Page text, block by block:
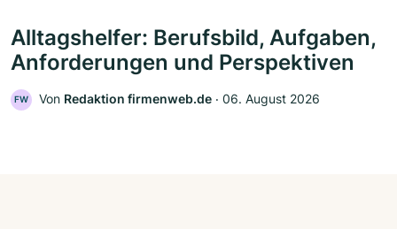
Alltagshelfer: Berufsbild, Aufgaben,
Anforderungen und Perspektiven
FW Von Redaktion firmenweb.de ‧ 06. August 2026